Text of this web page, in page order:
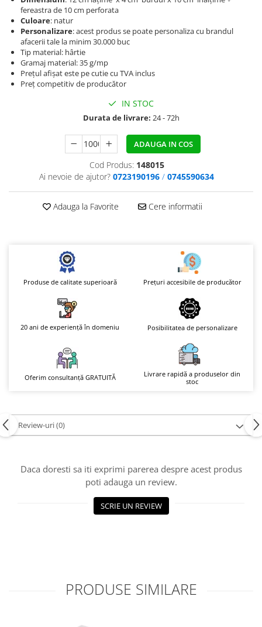
fereastra de 10 cm perforata
Culoare: natur
Personalizare: acest produs se poate personaliza cu brandul
afacerii tale la minim 30.000 buc
Tip material: hârtie
Gramaj material: 35 g/mp
Prețul afișat este pe cutie cu TVA inclus
Preț competitiv de producător
IN STOC
Durata de livrare: 24 - 72h
ADAUGA IN COS
Cod Produs: 148015
Ai nevoie de ajutor? 0723190196 / 0745590634
Adauga la Favorite Cere informatii
Produse de calitate superioară Prețuri accesibile de producător
20 ani de experiență în domeniu Posibilitatea de personalizare
Oferim consultanță GRATUITĂ
Livrare rapidă a produselor din
stoc
Review-uri(0)
Daca doresti sa iti exprimi parerea despre acest produs
poti adauga un review.
SCRIE UN REVIEW
PRODUSE SIMILARE